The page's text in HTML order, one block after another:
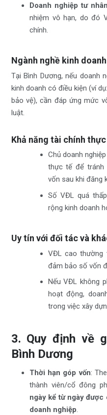
Doanh nghiệp tư
nhiệm vô hạn, do đó
chính.
Ngành nghề kinh
Tại Bình Dương, nếu doanh
kinh doanh có điều kiện (ví
bảo vệ), cần đáp ứng mức
luật.
Khả năng tài chính
Chủ doanh
thực tế để tránh
vốn sau khi đăng
Số VĐL quá
rộng kinh doanh
Uy tín với đối tác và
VĐL cao thường
đảm bảo số vốn
Nếu VĐL không
hoạt động,
trong việc xây
3. Quy định về
Bình Dương
Thời hạn góp vốn:
thành viên/cổ đông
ngày kể từ ngày được
doanh nghiệp.